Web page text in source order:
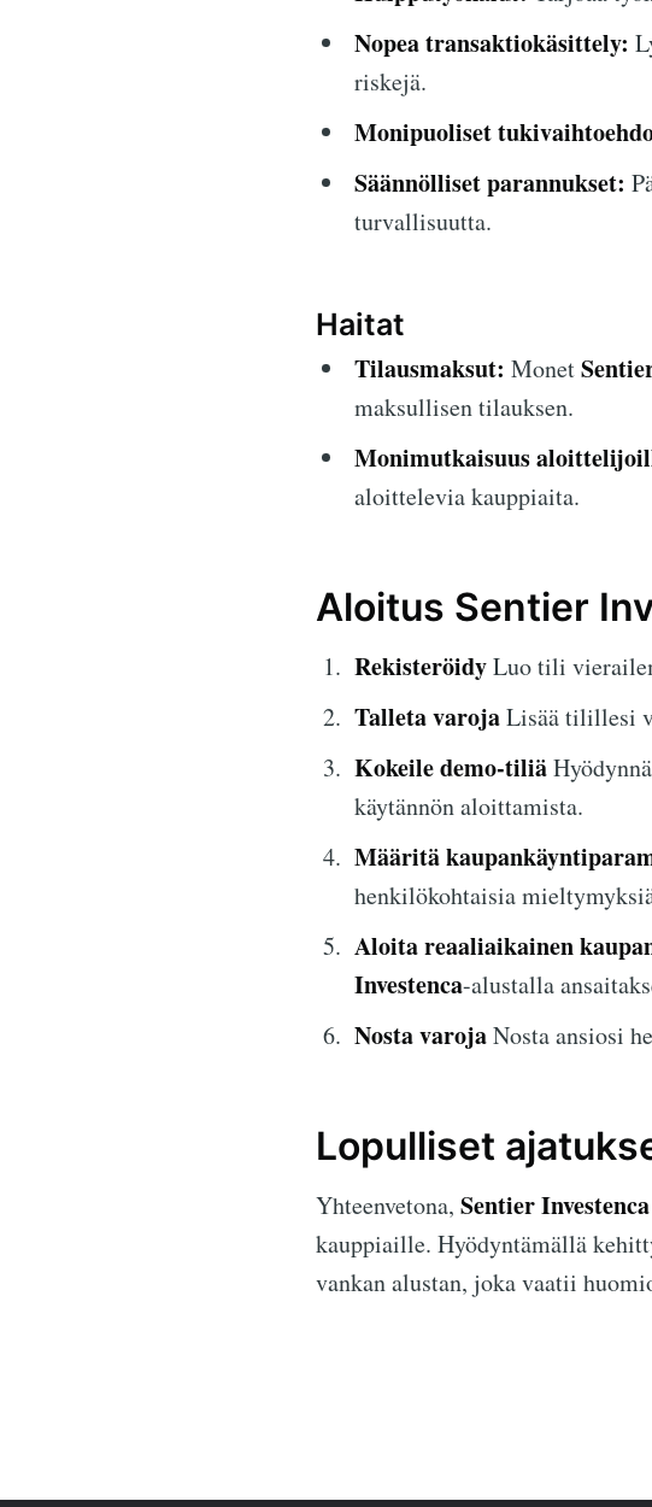
Nopea transaktiokäsittely:
riskejä.
Monipuoliset
Säännölliset parannukset:
turvallisuutta.
Haitat
Tilausmaksut: Monet
maksullisen tilauksen.
Monimutkaisuus
aloittelevia kauppiaita.
Aloitus Sentier
RekisteröidyLuo tili
Talleta varojaLisää tilillesi
Kokeile demo-tiliä
käytännön aloittamista.
Määritä
henkilökohtaisia
Aloita reaaliaikainen
Investenca-alustalla
Nosta varojaNosta ansiosi
Lopulliset
Yhteenvetona, Sentier Investenca
kauppiaille. Hyödyntämällä
vankan alustan, joka vaatii